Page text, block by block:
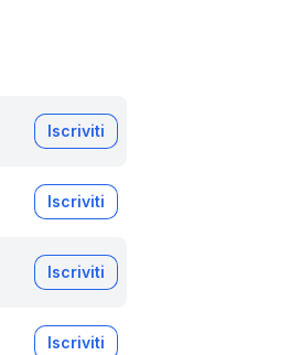
Iscriviti
Iscriviti
Iscriviti
Iscriviti